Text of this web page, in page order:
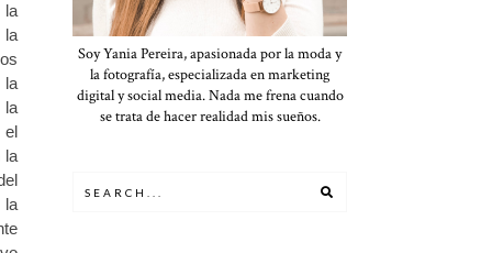
la
el
la
Soy Yania Pereira, apasionada por la moda y
la fotografía, especializada en marketing
digital y social media. Nada me frena cuando
se trata de hacer realidad mis sueños.